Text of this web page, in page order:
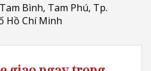
Bình, Tam Phú, Tp.
Hồ Chí Minh